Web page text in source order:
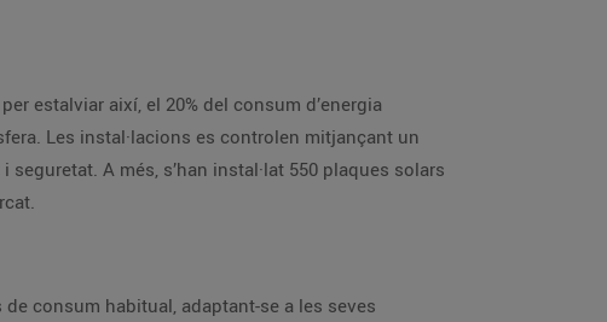
estalviar així, el 20% del consum d’energia
Les instal·lacions es controlen mitjançant un
A més, s’han instal·lat 550 plaques solars
consum habitual, adaptant-se a les seves